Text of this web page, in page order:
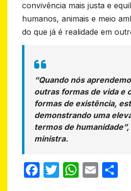
convivência mais justa e
humanos, animais e meio
do que já é realidade em
“Quando nós
outras formas de vida e
formas de existência,
demonstrando uma
termos de
ministra.
F
T
W E